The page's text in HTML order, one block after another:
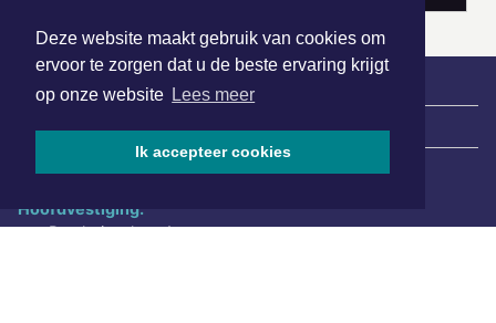
Deze website maakt gebruik van cookies om
ervoor te zorgen dat u de beste ervaring krijgt
op onze website Lees meer
Ik accepteer cookies
| Nieuws | Sport | Evenementen
Hoofdvestiging:
van Benthuizenlaan 1